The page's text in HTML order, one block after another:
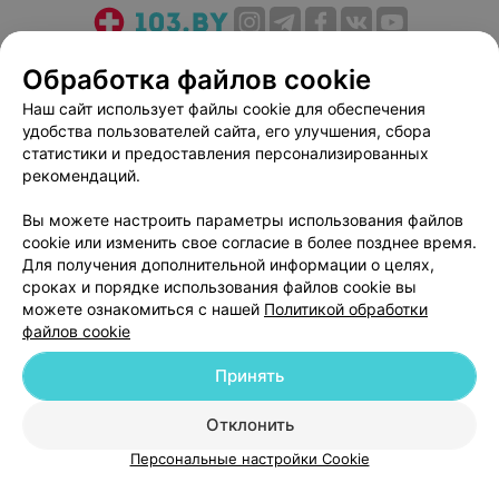
Медицинский маркетинг
Публичный договор
Пользовательское соглашение
Способы оплаты
Вакансии
Партнеры
Написать руководителю 103.by
Персональные настройки cookie
Обработка персональных данных
© 2026 ООО «Артокс Лаб», УНП 191700409| 220012, Республика Беларусь,
г. Минск, улица Толбухина, 2, пом. 16 | help@103.by
Обработка файлов cookie
Наш сайт использует файлы cookie для обеспечения
удобства пользователей сайта, его улучшения, сбора
статистики и предоставления персонализированных
рекомендаций.
Вы можете настроить параметры использования файлов
cookie или изменить свое согласие в более позднее время.
Для получения дополнительной информации о целях,
сроках и порядке использования файлов cookie вы
можете ознакомиться с нашей Политикой обработки
файлов cookie
Отклонить
Принять
Персональные настройки Cookie